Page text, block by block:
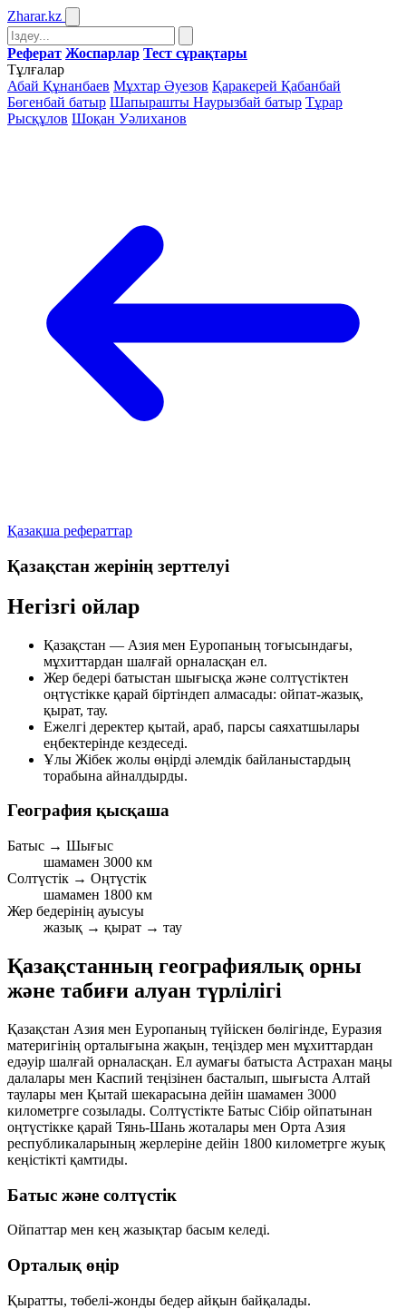
Zharar.kz
Реферат Жоспарлар Тест сұрақтары
Тұлғалар
Абай Құнанбаев Мұхтар Әуезов Қаракерей Қабанбай
Бөгенбай батыр Шапырашты Наурызбай батыр Тұрар
Рысқұлов Шоқан Уәлиханов
Қазақша рефераттар
Қазақстан жерінің зерттелуі
Негізгі ойлар
Қазақстан — Азия мен Еуропаның тоғысындағы,
мұхиттардан шалғай орналасқан ел.
Жер бедері батыстан шығысқа және солтүстіктен
оңтүстікке қарай біртіндеп алмасады: ойпат-жазық,
қырат, тау.
Ежелгі деректер қытай, араб, парсы саяхатшылары
еңбектерінде кездеседі.
Ұлы Жібек жолы өңірді әлемдік байланыстардың
торабына айналдырды.
География қысқаша
Батыс → Шығыс
шамамен 3000 км
Солтүстік → Оңтүстік
шамамен 1800 км
Жер бедерінің ауысуы
жазық → қырат → тау
Қазақстанның географиялық орны
және табиғи алуан түрлілігі
Қазақстан Азия мен Еуропаның түйіскен бөлігінде, Еуразия
материгінің орталығына жақын, теңіздер мен мұхиттардан
едәуір шалғай орналасқан. Ел аумағы батыста Астрахан маңы
далалары мен Каспий теңізінен басталып, шығыста Алтай
таулары мен Қытай шекарасына дейін шамамен 3000
километрге созылады. Солтүстікте Батыс Сібір ойпатынан
оңтүстікке қарай Тянь-Шань жоталары мен Орта Азия
республикаларының жерлеріне дейін 1800 километрге жуық
кеңістікті қамтиды.
Батыс және солтүстік
Ойпаттар мен кең жазықтар басым келеді.
Орталық өңір
Қыратты, төбелі-жонды бедер айқын байқалады.